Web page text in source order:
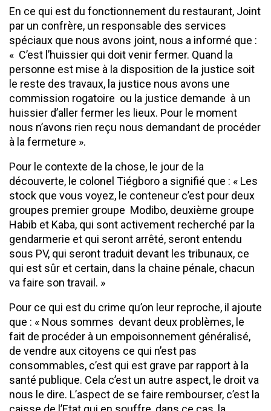
En ce qui est du fonctionnement du restaurant, Joint
par un confrère, un responsable des services
spéciaux que nous avons joint, nous a informé que :
« C’est l’huissier qui doit venir fermer. Quand la
personne est mise à la disposition de la justice soit
le reste des travaux, la justice nous avons une
commission rogatoire ou la justice demande à un
huissier d’aller fermer les lieux. Pour le moment
nous n’avons rien reçu nous demandant de procéder
à la fermeture ».
Pour le contexte de la chose, le jour de la
découverte, le colonel Tiégboro a signifié que : « Les
stock que vous voyez, le conteneur c’est pour deux
groupes premier groupe Modibo, deuxième groupe
Habib et Kaba, qui sont activement recherché par la
gendarmerie et qui seront arrêté, seront entendu
sous PV, qui seront traduit devant les tribunaux, ce
qui est sûr et certain, dans la chaine pénale, chacun
va faire son travail. »
Pour ce qui est du crime qu’on leur reproche, il ajoute
que : « Nous sommes devant deux problèmes, le
fait de procéder à un empoisonnement généralisé,
de vendre aux citoyens ce qui n’est pas
consommables, c’est qui est grave par rapport à la
santé publique. Cela c’est un autre aspect, le droit va
nous le dire. L’aspect de se faire rembourser, c’est la